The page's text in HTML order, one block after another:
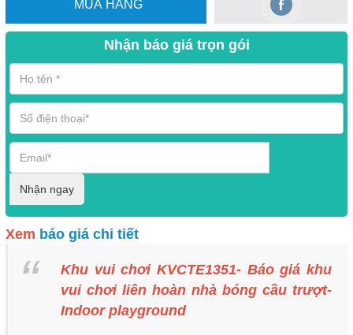
MUA HÀNG
Nhận báo giá trọn gói
Nhận ngay
Xem báo giá chi tiết
Khu vui chơi KVCTE1351- Báo giá khu
vui chơi liên hoàn nhà bóng cầu trượt-
Indoor playground